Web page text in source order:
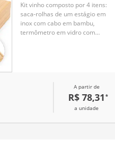
Kit vinho composto por 4 itens:
saca-rolhas de um estágio em
inox com cabo em bambu,
termômetro em vidro com
Acompanha estojo em bambu
com revestimento interno em
espuma de EVA, além de
metal.
A partir de
R$ 78,31 *
a unidade